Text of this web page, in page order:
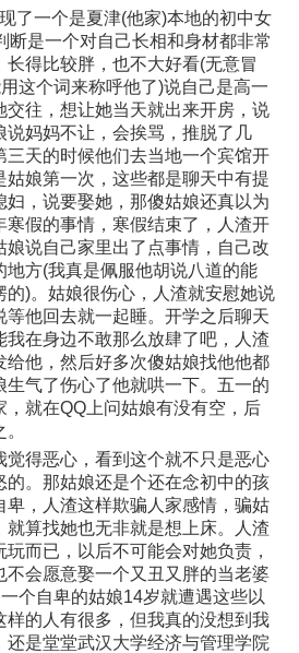
了一个是夏津(他家)本地的初中女
断是一个对自己长相和身材都非常
长得比较胖，也不大好看(无意冒
这个词来称呼他了)说自己是高一
交往，想让她当天就出来开房，说
说妈妈不让，会挨骂，推脱了几
三天的时候他们去当地一个宾馆开
姑娘第一次，这些都是聊天中有提
妇，说要娶她，那傻姑娘还真以为
寒假的事情，寒假结束了，人渣开
娘说自己家里出了点事情，自己改
地方(我真是佩服他胡说八道的能
的)。姑娘很伤心，人渣就安慰她说
等他回去就一起睡。开学之后聊天
我在身边不敢那么放肆了吧，人渣
给他，然后好多次傻姑娘找他他都
生气了伤心了他就哄一下。五一的
，就在QQ上问姑娘有没有空，后
觉得恶心，看到这个就不只是恶心
的。那姑娘还是个还在念初中的孩
卑，人渣这样欺骗人家感情，骗姑
就算找她也无非就是想上床。人渣
而已，以后不可能会对她负责，
不会愿意娶一个又丑又胖的当老婆
个自卑的姑娘14岁就遭遇这些以
样的人有很多，但我真的没想到我
还是堂堂武汉大学经济与管理学院